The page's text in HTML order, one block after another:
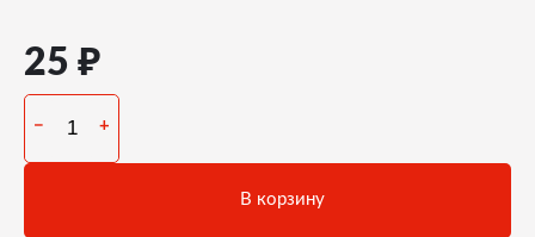
25 ₽
− +
В корзину